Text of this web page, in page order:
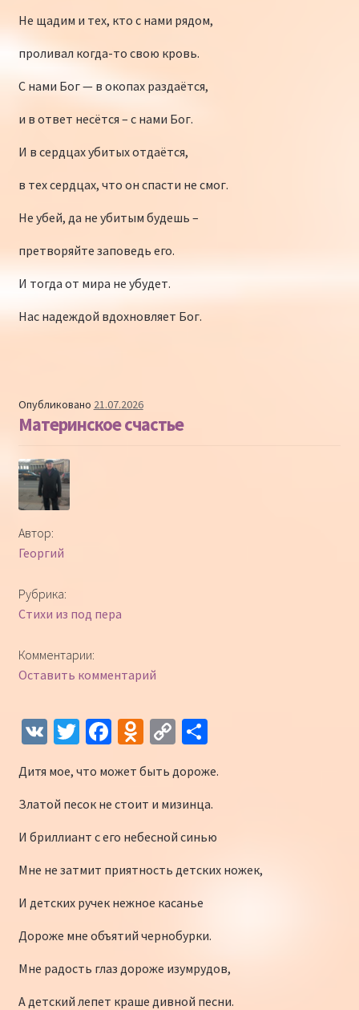
Не щадим и тех, кто с нами рядом,
проливал когда-то свою кровь.
С нами Бог — в окопах раздаётся,
и в ответ несётся – с нами Бог.
И в сердцах убитых отдаётся,
в тех сердцах, что он спасти не смог.
Не убей, да не убитым будешь –
претворяйте заповедь его.
И тогда от мира не убудет.
Нас надеждой вдохновляет Бог.
Опубликовано 21.07.2026
Материнское счастье
Автор:
Георгий
Рубрика:
Стихи из под пера
Комментарии:
Оставить комментарий
V T
tt
er
Fa
b
o
o
k
O
n
o
kl
as
sn
iki
C
p
y
Li
n
k
О
п
р
а
в
и
Дитя мое, что может быть дороже.
Златой песок не стоит и мизинца.
И бриллиант с его небесной синью
Мне не затмит приятность детских ножек,
И детских ручек нежное касанье
Дороже мне объятий чернобурки.
Мне радость глаз дороже изумрудов,
А детский лепет краше дивной песни.